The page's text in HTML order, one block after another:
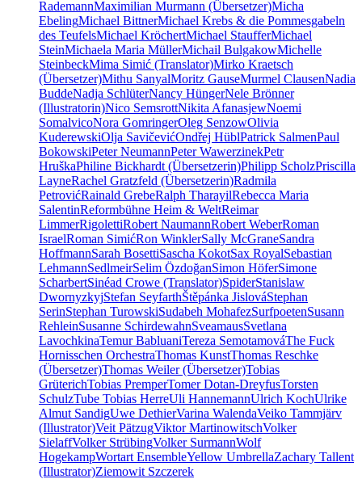
RademannMaximilian Murmann (Übersetzer)Micha
EbelingMichael BittnerMichael Krebs & die Pommesgabeln
des TeufelsMichael KröchertMichael StaufferMichael
SteinMichaela Maria MüllerMichail BulgakowMichelle
SteinbeckMima Simić (Translator)Mirko Kraetsch
(Übersetzer)Mithu SanyalMoritz GauseMurmel ClausenNadia
BuddeNadja SchlüterNancy HüngerNele Brönner
(Illustratorin)Nico SemsrottNikita AfanasjewNoemi
SomalvicoNora GomringerOleg SenzowOlivia
KuderewskiOlja SavičevićOndřej HüblPatrick SalmenPaul
BokowskiPeter NeumannPeter WawerzinekPetr
HruškaPhiline Bickhardt (Übersetzerin)Philipp ScholzPriscilla
LayneRachel Gratzfeld (Übersetzerin)Radmila
PetrovićRainald GrebeRalph TharayilRebecca Maria
SalentinReformbühne Heim & WeltReimar
LimmerRigolettiRobert NaumannRobert WeberRoman
IsraelRoman SimićRon WinklerSally McGraneSandra
HoffmannSarah BosettiSascha KokotSax RoyalSebastian
LehmannSedlmeirSelim ÖzdoğanSimon HöferSimone
ScharbertSinéad Crowe (Translator)SpiderStanislaw
DwornyzkyjStefan SeyfarthŠtěpánka JislováStephan
SerinStephan TurowskiSudabeh MohafezSurfpoetenSusann
RehleinSusanne SchirdewahnSveamausSvetlana
LavochkinaTemur BabluaniTereza SemotamováThe Fuck
Hornisschen OrchestraThomas KunstThomas Reschke
(Übersetzer)Thomas Weiler (Übersetzer)Tobias
GrüterichTobias PremperTomer Dotan-DreyfusTorsten
SchulzTube Tobias HerreUli HannemannUlrich KochUlrike
Almut SandigUwe DethierVarina WalendaVeiko Tammjärv
(Illustrator)Veit PätzugViktor MartinowitschVolker
SielaffVolker StrübingVolker SurmannWolf
HogekampWortart EnsembleYellow UmbrellaZachary Tallent
(Illustrator)Ziemowit Szczerek